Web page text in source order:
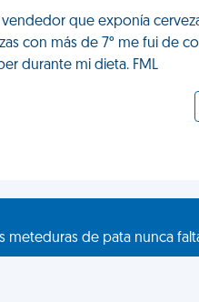
que exponía
con más de 7° me fui de
durante mi dieta. FML
meteduras de pata nunca